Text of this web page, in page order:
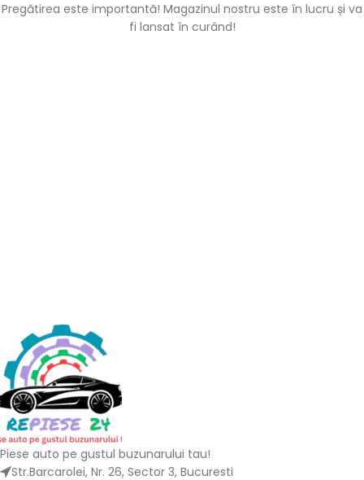
Pregătirea este importantă! Magazinul nostru este în lucru și va
fi lansat în curând!
Piese auto pe gustul buzunarului tau!
Str.Barcarolei, Nr. 26, Sector 3, Bucuresti